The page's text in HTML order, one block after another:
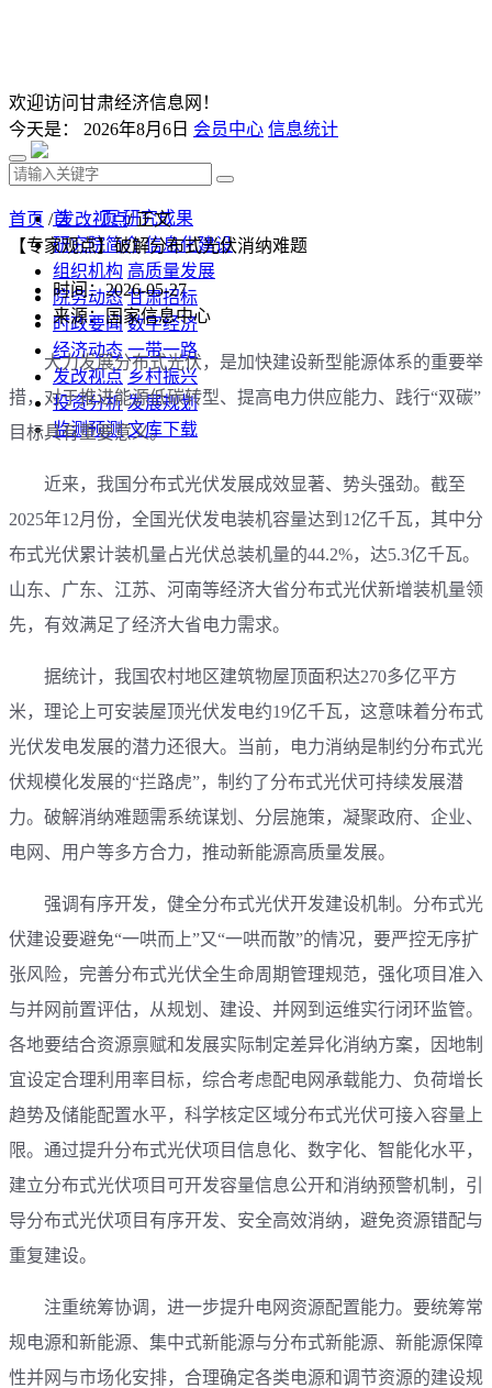
欢迎访问甘肃经济信息网！
今天是： 2026年8月6日 会员中心 信息统计
首 页 研究成果
研究院简介 信息化建设
组织机构 高质量发展
院务动态 甘肃招标
时政要闻 数字经济
经济动态 一带一路
发改视点 乡村振兴
投资分析 发展规划
监测预测 文库下载
首页 /发改视点/ 正文
【专家观点】破解分布式光伏消纳难题
时间：2026-05-27
来源：国家信息中心
大力发展分布式光伏，是加快建设新型能源体系的重要举
措，对于推进能源低碳转型、提高电力供应能力、践行“双碳”
目标具有重要意义。
近来，我国分布式光伏发展成效显著、势头强劲。截至
2025年12月份，全国光伏发电装机容量达到12亿千瓦，其中分
布式光伏累计装机量占光伏总装机量的44.2%，达5.3亿千瓦。
山东、广东、江苏、河南等经济大省分布式光伏新增装机量领
先，有效满足了经济大省电力需求。
据统计，我国农村地区建筑物屋顶面积达270多亿平方
米，理论上可安装屋顶光伏发电约19亿千瓦，这意味着分布式
光伏发电发展的潜力还很大。当前，电力消纳是制约分布式光
伏规模化发展的“拦路虎”，制约了分布式光伏可持续发展潜
力。破解消纳难题需系统谋划、分层施策，凝聚政府、企业、
电网、用户等多方合力，推动新能源高质量发展。
强调有序开发，健全分布式光伏开发建设机制。分布式光
伏建设要避免“一哄而上”又“一哄而散”的情况，要严控无序扩
张风险，完善分布式光伏全生命周期管理规范，强化项目准入
与并网前置评估，从规划、建设、并网到运维实行闭环监管。
各地要结合资源禀赋和发展实际制定差异化消纳方案，因地制
宜设定合理利用率目标，综合考虑配电网承载能力、负荷增长
趋势及储能配置水平，科学核定区域分布式光伏可接入容量上
限。通过提升分布式光伏项目信息化、数字化、智能化水平，
建立分布式光伏项目可开发容量信息公开和消纳预警机制，引
导分布式光伏项目有序开发、安全高效消纳，避免资源错配与
重复建设。
注重统筹协调，进一步提升电网资源配置能力。要统筹常
规电源和新能源、集中式新能源与分布式新能源、新能源保障
性并网与市场化安排，合理确定各类电源和调节资源的建设规